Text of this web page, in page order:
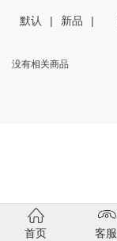
默认 新品
没有相关商品
首页 客服